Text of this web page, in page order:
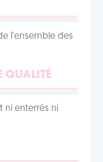
l'ensemble des
QUALITÉ
ni enterrés ni